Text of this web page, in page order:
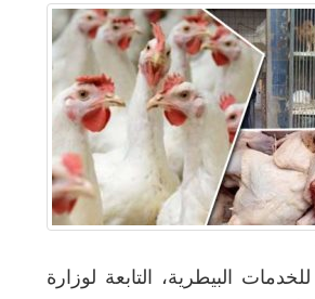
البيطرية، التابعة لوزارة